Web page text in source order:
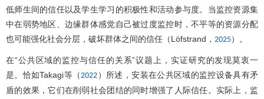
低师生间的信任以及学生学习的积极性和活动参与度。当监控资源集
中在弱势地区、边缘群体感觉自己被过度监控时，不平等的资源分配
也可能强化社会分层，破坏群体之间的信任（Löfstrand， 2025）。
在“公共区域的监控与信任的关系”议题上，实证研究的发现莫衷一
是。恰如Takagi等（2022 ）所述，安装在公共区域的监控设备具有矛
盾的效果，它们在削弱社会团结的同时增强了人际信任。实际上，监